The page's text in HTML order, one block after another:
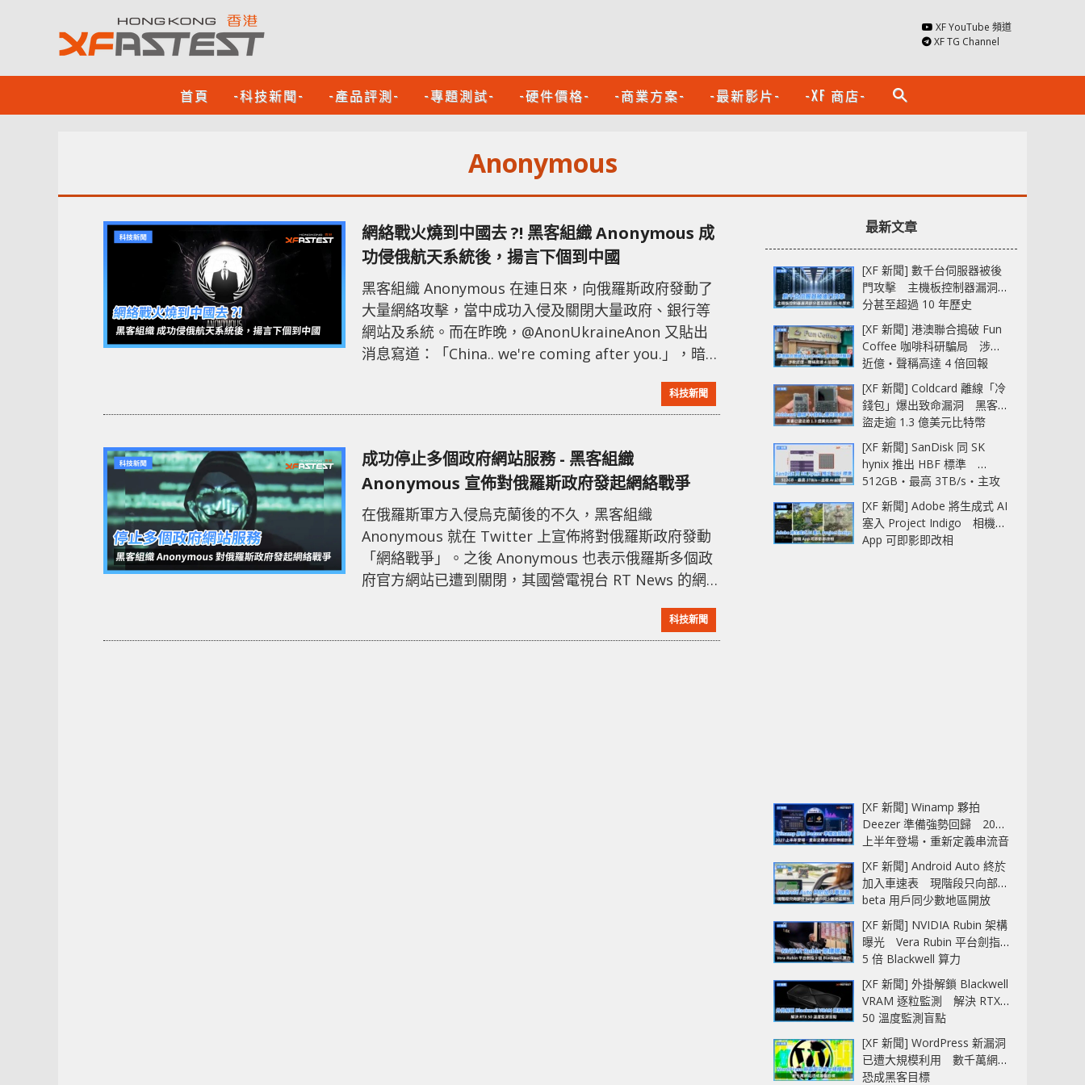
XF YouTube 頻道
XF TG Channel
首頁 -科技新聞- -產品評測- -專題測試- -硬件價格- -商業方案- -最新影片- -XF 商店- search
Anonymous
網絡戰火燒到中國去 ?! 黑客組織 Anonymous 成
功侵俄航天系統後，揚言下個到中國
黑客組織 Anonymous 在連日來，向俄羅斯政府發動了
大量網絡攻擊，當中成功入侵及關閉大量政府、銀行等
網站及系統。而在昨晚，@AnonUkraineAnon 又貼出
消息寫道：「China.. we're coming after you.」，暗示
言俄羅斯對烏克蘭的軍行動不是侵略，並作出認同。 而
在消息發佈數個小時後，黑客組織宣佈「Great Wall
不過有網友
科技新聞
成功停止多個政府網站服務 - 黑客組織
Anonymous 宣佈對俄羅斯政府發起網絡戰爭
在俄羅斯軍方入侵烏克蘭後的不久，黑客組織
Anonymous 就在 Twitter 上宣佈將對俄羅斯政府發動
「網絡戰爭」。之後 Anonymous 也表示俄羅斯多個政
府官方網站已遭到關閉，其國營電視台 RT News 的網
#Anonymous #Ukraine — Anonymous
科技新聞
最新文章
[XF 新聞] 數千台伺服器被後
門攻擊 主機板控制器漏洞部
分甚至超過 10 年歷史
[XF 新聞] 港澳聯合搗破 Fun
Coffee 咖啡科研騙局 涉款
近億‧聲稱高達 4 倍回報
[XF 新聞] Coldcard 離線「冷
錢包」爆出致命漏洞 黑客已
盜走逾 1.3 億美元比特幣
[XF 新聞] SanDisk 同 SK
hynix 推出 HBF 標準
512GB‧最高 3TB/s‧主攻
AI 記憶體
[XF 新聞] Adobe 將生成式 AI
塞入 Project Indigo 相機
App 可即影即改相
[XF 新聞] Winamp 夥拍
Deezer 準備強勢回歸 2027
上半年登場‧重新定義串流音
樂播放器
[XF 新聞] Android Auto 終於
加入車速表 現階段只向部分
beta 用戶同少數地區開放
[XF 新聞] NVIDIA Rubin 架構
曝光 Vera Rubin 平台劍指
5 倍 Blackwell 算力
[XF 新聞] 外掛解鎖 Blackwell
VRAM 逐粒監測 解決 RTX
50 溫度監測盲點
[XF 新聞] WordPress 新漏洞
已遭大規模利用 數千萬網站
恐成黑客目標